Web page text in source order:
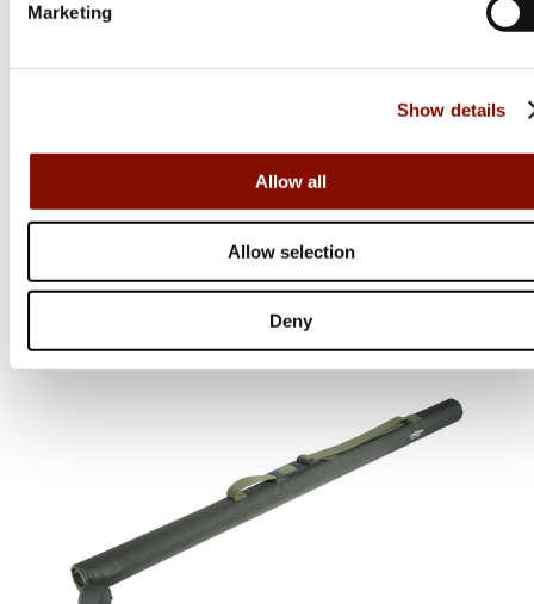
Marketing
Show details
Allow all
Allow selection
Deny
Mikado
Online: I lager